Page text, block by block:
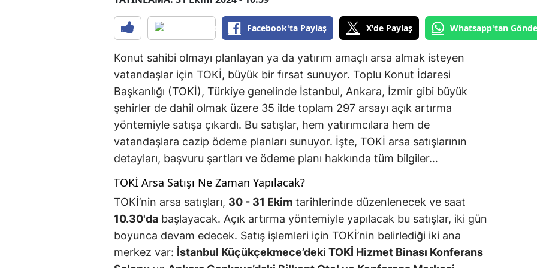
Facebook'ta Paylaş X'de Paylaş Whatsapp'tan
Konut sahibi olmayı planlayan ya da yatırım amaçlı arsa almak isteyen
vatandaşlar için TOKİ, büyük bir fırsat sunuyor. Toplu Konut İdaresi
Başkanlığı (TOKİ), Türkiye genelinde İstanbul, Ankara, İzmir gibi büyük
şehirler de dahil olmak üzere 35 ilde toplam 297 arsayı açık artırma
yöntemiyle satışa çıkardı. Bu satışlar, hem yatırımcılara hem de
vatandaşlara cazip ödeme planları sunuyor. İşte, TOKİ arsa satışlarının
detayları, başvuru şartları ve ödeme planı hakkında tüm bilgiler…
TOKİ Arsa Satışı Ne Zaman Yapılacak?
TOKİ’nin arsa satışları, 30 - 31 Ekim tarihlerinde düzenlenecek ve saat
10.30'da başlayacak. Açık artırma yöntemiyle yapılacak bu satışlar, iki gün
boyunca devam edecek. Satış işlemleri için TOKİ’nin belirlediği iki ana
merkez var: İstanbul Küçükçekmece’deki TOKİ Hizmet Binası Konferans